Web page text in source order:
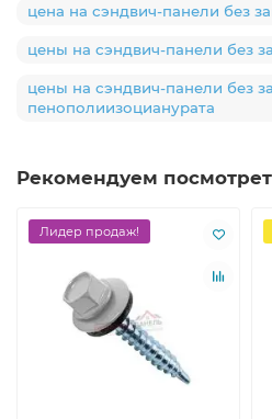
цена на сэндвич-панели без
цены на сэндвич-панели без
цены на сэндвич-панели без
пенополиизоцианурата
Рекомендуем
Лидер продаж!